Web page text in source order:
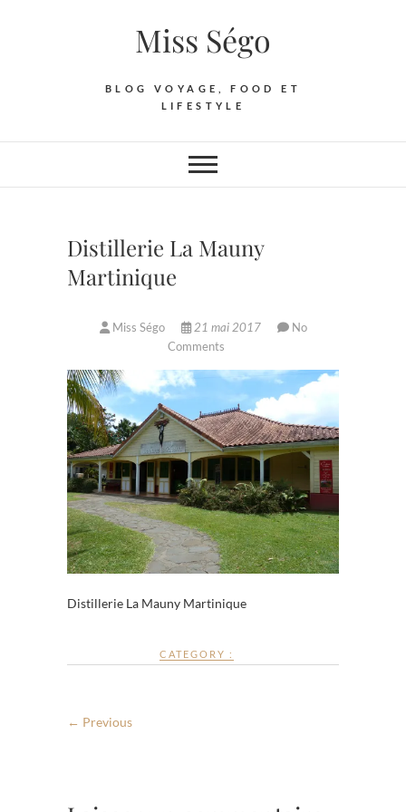
Miss Ségo
BLOG VOYAGE, FOOD ET
LIFESTYLE
Distillerie La Mauny
Martinique
Miss Ségo 21 mai 2017
No
Comments
Distillerie La Mauny Martinique
CATEGORY :
← Previous